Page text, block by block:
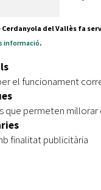
Tel.
de dades
Cerdanyola del Vallès fa
informació.
el funcionament
que permeten
finalitat publicitària